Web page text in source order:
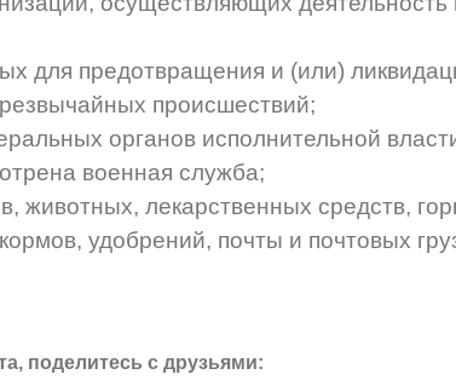
для предотвращения и (или)
происшествий;
органов исполнительной
военная служба;
животных, лекарственных средств,
удобрений, почты и почтовых
поделитесь с друзьями: